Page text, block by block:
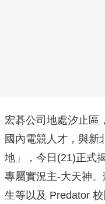
宏碁公司地處汐止區
國內電競人才，與新
地」，今日(21)正式
專屬實況主-大天神
生等以及 Predator